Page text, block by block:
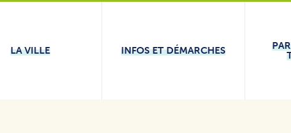
LA VILLE
INFOS ET DÉMARCHES